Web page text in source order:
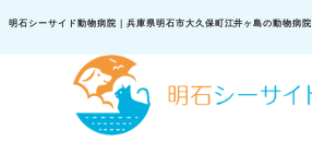
明石シーサイド動物病院｜兵庫県明石市大久保町江井ヶ島の動物病院